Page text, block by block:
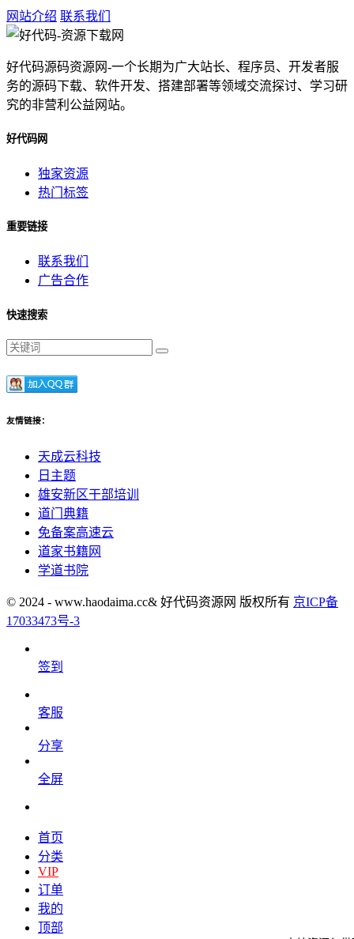
网站介绍 联系我们
好代码源码资源网-一个长期为广大站长、程序员、开发者服
务的源码下载、软件开发、搭建部署等领域交流探讨、学习研
究的非营利公益网站。
好代码网
独家资源
热门标签
重要链接
联系我们
广告合作
快速搜索
友情链接：
天成云科技
日主题
雄安新区干部培训
道门典籍
免备案高速云
道家书籍网
学道书院
© 2024 - www.haodaima.cc& 好代码资源网 版权所有 京ICP备
17033473号-3
签到
客服
分享
全屏
首页
分类
VIP
订单
我的
顶部